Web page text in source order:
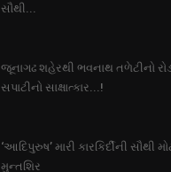
સૌથી...
જૂનાગઢ શહેરથી ભવનાથ તળેટીનો
સપાટીનો સાક્ષાત્કાર...!
‘આદિપુરુષ’ મારી કારકિર્દીની સૌથી
મુન્તશિર